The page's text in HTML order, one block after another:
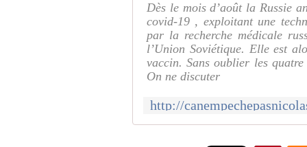
Dès le mois d’août la Russie
covid-19 , exploitant une
par la recherche médicale
l’Union Soviétique. Elle est
vaccin. Sans oublier les
On ne discuter